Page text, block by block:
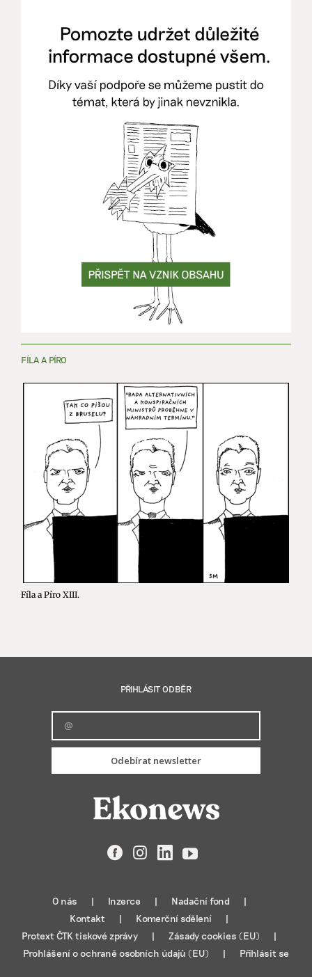
FÍLA A PÍRO
Fíla a Píro XIII.
PŘIHLÁSIT ODBĚR
Odebírat newsletter
FacebookInstagramLinkedIn
YouTube
O nás Inzerce
Nadační fond
Kontakt
Komerční sdělení
Protext ČTK tiskové zprávy
Zásady cookies (EU)
Prohlášení o ochraně osobních údajů (EU)
Přihlásit se